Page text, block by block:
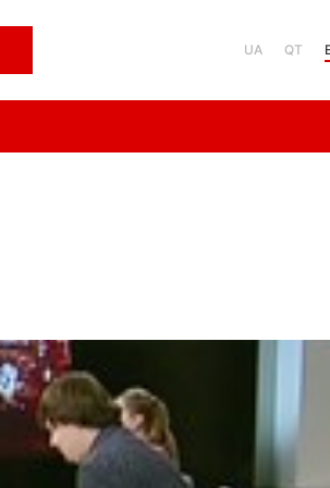
UA QT